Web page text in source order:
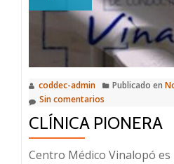
coddec-admin Publicado en
Sin comentarios
CLÍNICA PIONERA
Centro Médico Vinalopó